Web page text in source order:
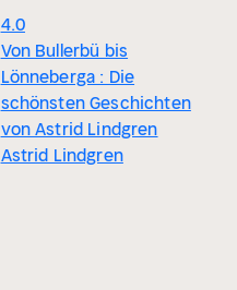
4.0
Von Bullerbü bis
Lönneberga : Die
schönsten Geschichten
von Astrid Lindgren
Astrid Lindgren